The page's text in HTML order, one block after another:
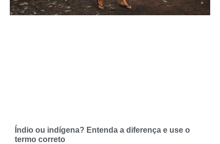
Índio ou indígena? Entenda a diferença e use o
termo correto